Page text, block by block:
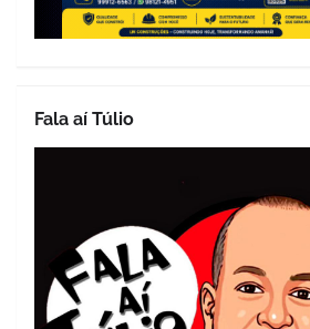
Fala aí Túlio